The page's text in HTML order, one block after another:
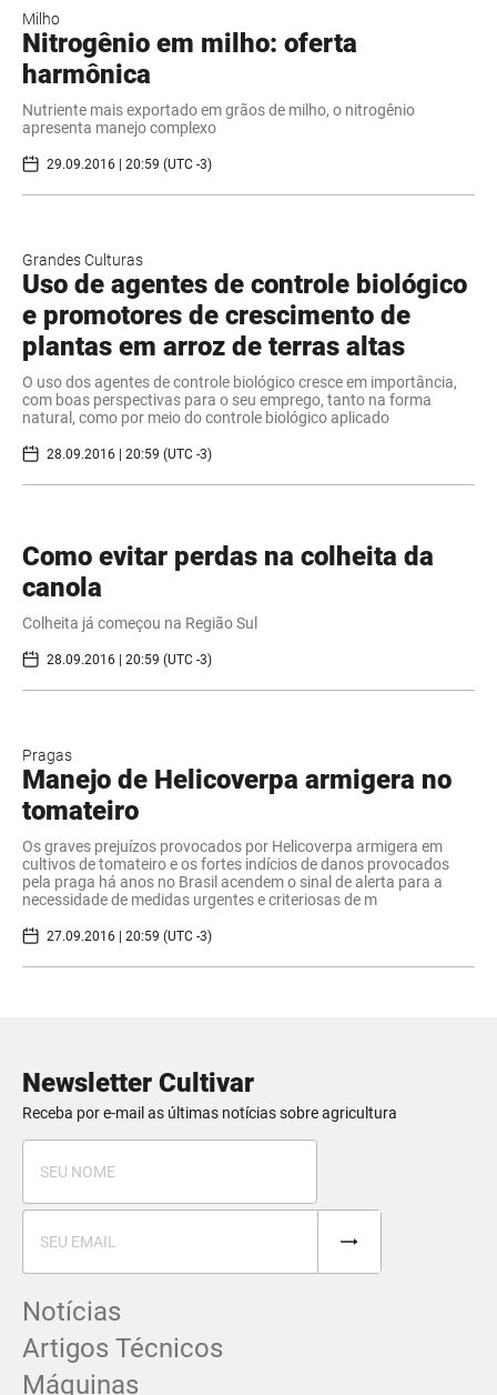
Milho
Nitrogênio em milho: oferta
harmônica
Nutriente mais exportado em grãos de milho, o nitrogênio
apresenta manejo complexo
29.09.2016 | 20:59 (UTC -3)
Grandes Culturas
​Uso de agentes de controle biológico
e promotores de crescimento de
plantas em arroz de terras altas
O uso dos agentes de controle biológico cresce em importância,
com boas perspectivas para o seu emprego, tanto na forma
natural, como por meio do controle biológico aplicado
28.09.2016 | 20:59 (UTC -3)
Como evitar perdas na colheita da
canola
Colheita já começou na Região Sul
28.09.2016 | 20:59 (UTC -3)
Pragas
Manejo de Helicoverpa armigera no
tomateiro
Os graves prejuízos provocados por Helicoverpa armigera em
cultivos de tomateiro e os fortes indícios de danos provocados
pela praga há anos no Brasil acendem o sinal de alerta para a
necessidade de medidas urgentes e criteriosas de m
27.09.2016 | 20:59 (UTC -3)
Newsletter Cultivar
Receba por e-mail as últimas notícias sobre agricultura
Notícias
Artigos Técnicos
Máquinas